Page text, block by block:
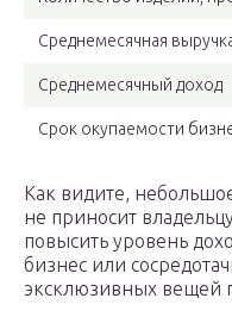
Среднемесячная
Среднемесячный доход
Срок окупаемости
Как видите,
не приносит
повысить уровень
бизнес или
эксклюзивных вещей